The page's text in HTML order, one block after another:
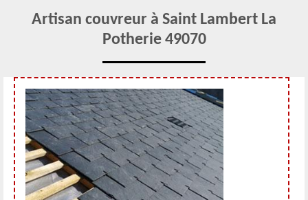
Artisan couvreur à Saint Lambert La
Potherie 49070